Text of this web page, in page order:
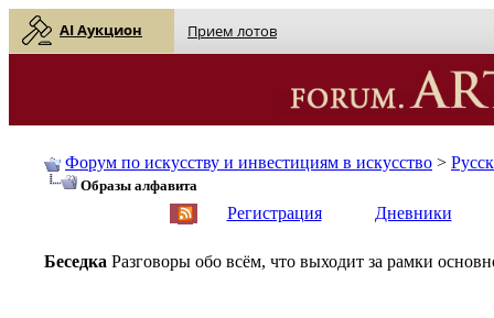
AI Аукцион Прием лотов
Форум по искусству и инвестициям в искусство >
Образы алфавита
Регистрация Дневники
Беседка Разговоры обо всём, что выходит за рамки